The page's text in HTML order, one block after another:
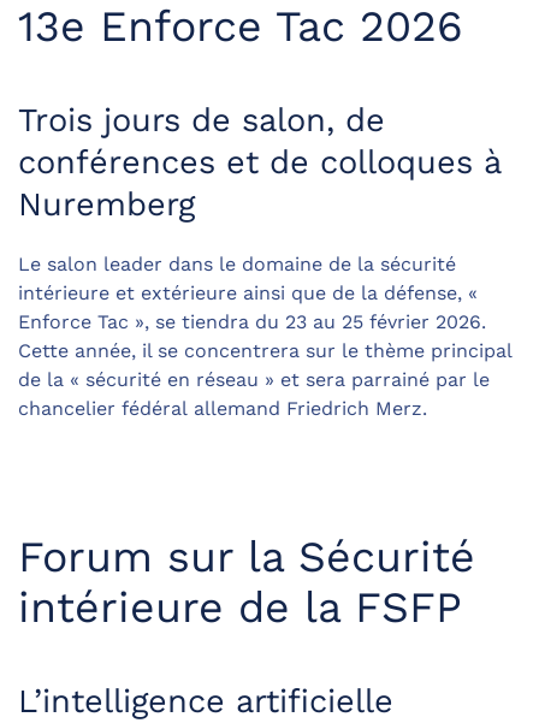
13e Enforce Tac 2026
Trois jours de salon, de
conférences et de colloques à
Nuremberg
Le salon leader dans le domaine de la sécurité
intérieure et extérieure ainsi que de la défense, «
Enforce Tac », se tiendra du 23 au 25 février 2026.
Cette année, il se concentrera sur le thème principal
de la « sécurité en réseau » et sera parrainé par le
chancelier fédéral allemand Friedrich Merz.
Forum sur la Sécurité
intérieure de la FSFP
L’intelligence artificielle